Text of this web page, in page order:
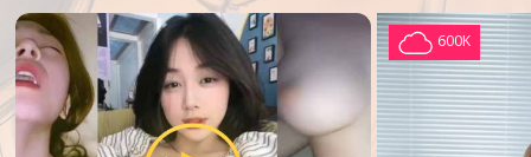
600K